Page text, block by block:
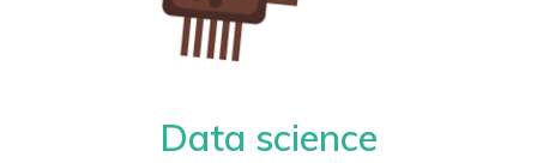
Data science